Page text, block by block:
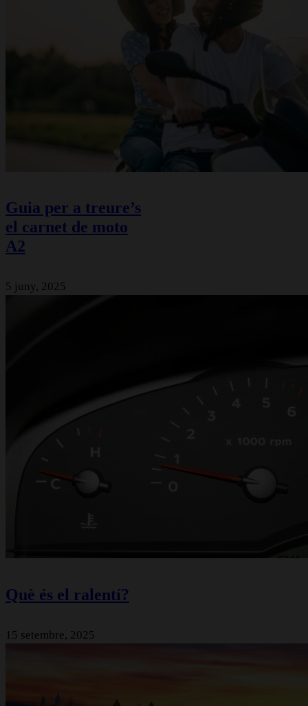
Guia per a treure’s
el carnet de moto
A2
5 juny, 2025
Què és el ralentí?
15 setembre, 2025